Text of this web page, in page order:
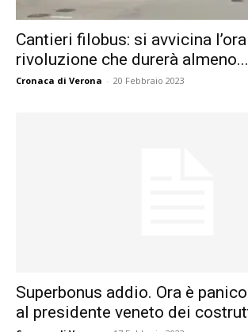
Cantieri filobus: si avvicina l’ora
rivoluzione che durerà almeno...
Cronaca di Verona - 20 Febbraio 2023
Superbonus addio. Ora è
al presidente veneto dei